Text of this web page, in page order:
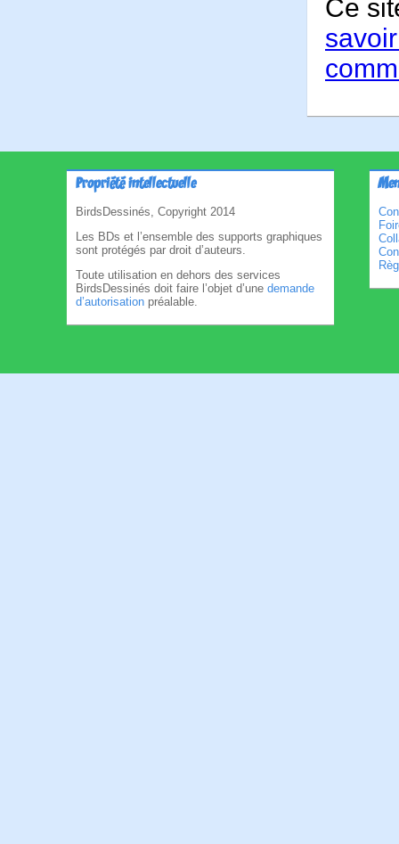
Ce
Propriété intellectuelle
BirdsDessinés, Copyright 2014
Les BDs et l’ensemble des supports graphiques
sont protégés par droit d’auteurs.
Toute utilisation en dehors des services
BirdsDessinés doit faire l’objet d’une demande
d’autorisation préalable.